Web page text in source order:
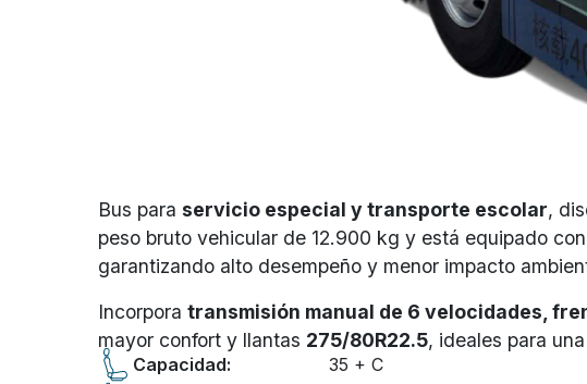
Bus para servicio especial y transporte escolar,
peso bruto vehicular de 12.900 kg y está equipado
garantizando alto desempeño y menor impacto
Incorpora transmisión manual de 6 velocidades,
mayor confort y llantas 275/80R22.5, ideales para
Capacidad:
35 + C